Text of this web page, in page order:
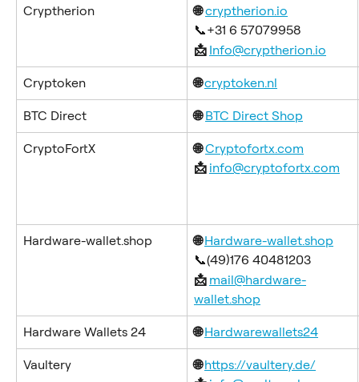
Cryptherion 🌐 cryptherion.io
📞+31 6 57079958
📩 Info@cryptherion.io
Cryptoken 🌐 cryptoken.nl
BTC Direct 🌐 BTC Direct Shop
CryptoFortX 🌐 Cryptofortx.com
📩 info@cryptofortx.com
Hardware-wallet.shop 🌐 Hardware-wallet.shop
📞(49)176 40481203
📩 mail@hardware-
wallet.shop
Hardware Wallets 24 🌐 Hardwarewallets24
Vaultery 🌐 https://vaultery.de/